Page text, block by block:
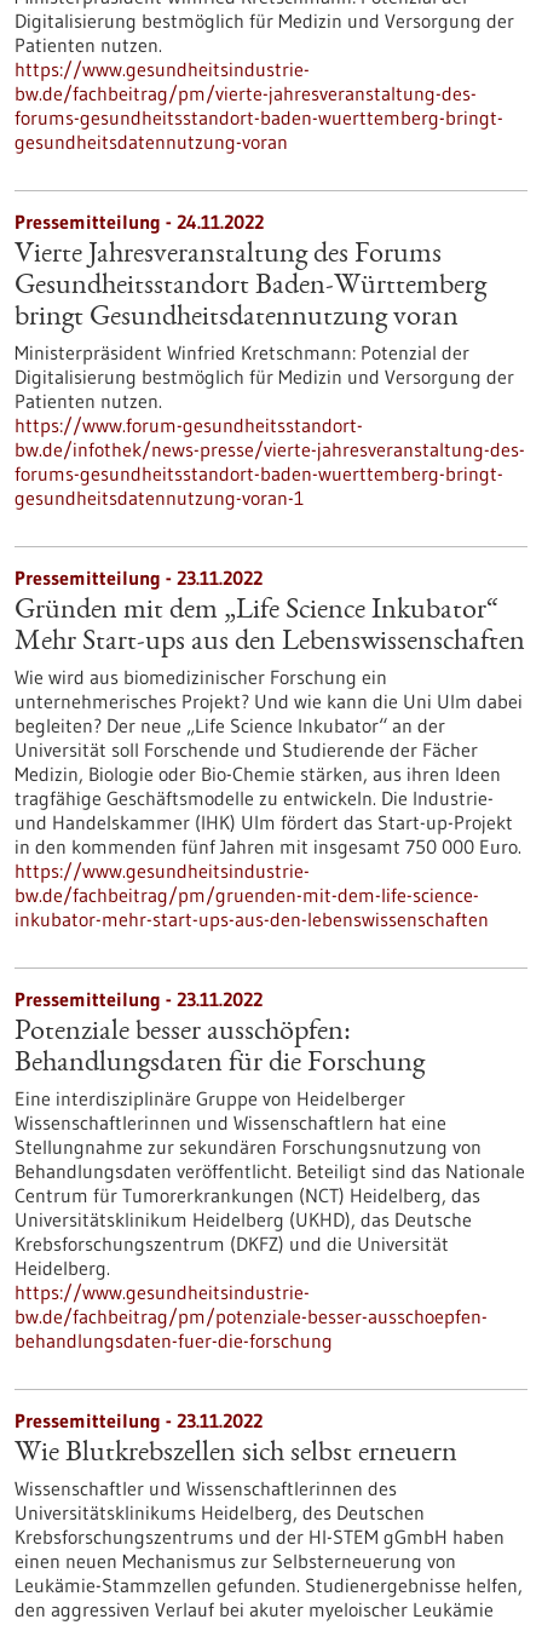
Digitalisierung bestmöglich für Medizin und Versorgung der
Patienten nutzen.
https://www.gesundheitsindustrie-
bw.de/fachbeitrag/pm/vierte-jahresveranstaltung-des-
forums-gesundheitsstandort-baden-wuerttemberg-bringt-
gesundheitsdatennutzung-voran
Pressemitteilung - 24.11.2022
Vierte Jahresveranstaltung des Forums
Gesundheitsstandort Baden-Württemberg
bringt Gesundheitsdatennutzung voran
Ministerpräsident Winfried Kretschmann: Potenzial der
Digitalisierung bestmöglich für Medizin und Versorgung der
Patienten nutzen.
https://www.forum-gesundheitsstandort-
bw.de/infothek/news-presse/vierte-jahresveranstaltung-des-
forums-gesundheitsstandort-baden-wuerttemberg-bringt-
gesundheitsdatennutzung-voran-1
Pressemitteilung - 23.11.2022
Gründen mit dem „Life Science Inkubator“
Mehr Start-ups aus den Lebenswissenschaften
Wie wird aus biomedizinischer Forschung ein
unternehmerisches Projekt? Und wie kann die Uni Ulm dabei
begleiten? Der neue „Life Science Inkubator“ an der
Universität soll Forschende und Studierende der Fächer
Medizin, Biologie oder Bio-Chemie stärken, aus ihren Ideen
tragfähige Geschäftsmodelle zu entwickeln. Die Industrie-
und Handelskammer (IHK) Ulm fördert das Start-up-Projekt
in den kommenden fünf Jahren mit insgesamt 750 000 Euro.
https://www.gesundheitsindustrie-
bw.de/fachbeitrag/pm/gruenden-mit-dem-life-science-
inkubator-mehr-start-ups-aus-den-lebenswissenschaften
Pressemitteilung - 23.11.2022
Potenziale besser ausschöpfen:
Behandlungsdaten für die Forschung
Eine interdisziplinäre Gruppe von Heidelberger
Wissenschaftlerinnen und Wissenschaftlern hat eine
Stellungnahme zur sekundären Forschungsnutzung von
Behandlungsdaten veröffentlicht. Beteiligt sind das Nationale
Centrum für Tumorerkrankungen (NCT) Heidelberg, das
Universitätsklinikum Heidelberg (UKHD), das Deutsche
Krebsforschungszentrum (DKFZ) und die Universität
Heidelberg.
https://www.gesundheitsindustrie-
bw.de/fachbeitrag/pm/potenziale-besser-ausschoepfen-
behandlungsdaten-fuer-die-forschung
Pressemitteilung - 23.11.2022
Wie Blutkrebszellen sich selbst erneuern
Wissenschaftler und Wissenschaftlerinnen des
Universitätsklinikums Heidelberg, des Deutschen
Krebsforschungszentrums und der HI-STEM gGmbH haben
einen neuen Mechanismus zur Selbsterneuerung von
Leukämie-Stammzellen gefunden. Studienergebnisse helfen,
den aggressiven Verlauf bei akuter myeloischer Leukämie